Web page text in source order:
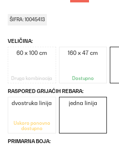
ŠIFRA: 10045413
VELIČINA:
60 x 100 cm
Druga kombinacija
160 x 47 cm
Dostupno
RASPORED GRIJAĆIH REBARA:
dvostruka linija
Uskoro ponovno
dostupno
jedna linija
PRIMARNA BOJA: